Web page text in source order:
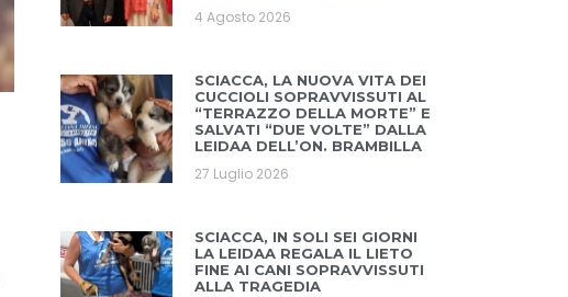
4 Agosto 2026
SCIACCA, LA NUOVA VITA DEI
CUCCIOLI SOPRAVVISSUTI AL
“TERRAZZO DELLA MORTE” E
SALVATI “DUE VOLTE” DALLA
LEIDAA DELL’ON. BRAMBILLA
27 Luglio 2026
SCIACCA, IN SOLI SEI GIORNI
LA LEIDAA REGALA IL LIETO
FINE AI CANI SOPRAVVISSUTI
ALLA TRAGEDIA